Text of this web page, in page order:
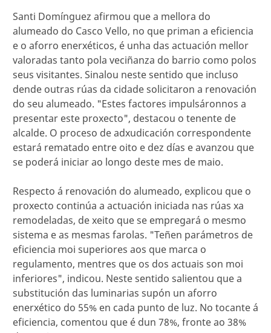
Santi Domínguez afirmou que a mellora do
alumeado do Casco Vello, no que priman a eficiencia
e o aforro enerxéticos, é unha das actuación mellor
valoradas tanto pola veciñanza do barrio como polos
seus visitantes. Sinalou neste sentido que incluso
dende outras rúas da cidade solicitaron a renovación
do seu alumeado. "Estes factores impulsáronnos a
presentar este proxecto", destacou o tenente de
alcalde. O proceso de adxudicación correspondente
estará rematado entre oito e dez días e avanzou que
se poderá iniciar ao longo deste mes de maio.
Respecto á renovación do alumeado, explicou que o
proxecto continúa a actuación iniciada nas rúas xa
remodeladas, de xeito que se empregará o mesmo
sistema e as mesmas farolas. "Teñen parámetros de
eficiencia moi superiores aos que marca o
regulamento, mentres que os dos actuais son moi
inferiores", indicou. Neste sentido salientou que a
substitución das luminarias supón un aforro
enerxético do 55% en cada punto de luz. No tocante á
eficiencia, comentou que é dun 78%, fronte ao 38%